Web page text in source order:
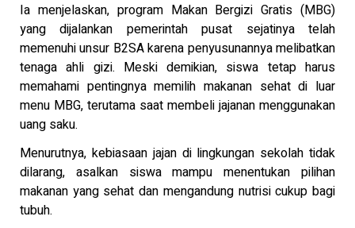
Ia menjelaskan, program Makan Bergizi Gratis (MBG)
yang dijalankan pemerintah pusat sejatinya telah
memenuhi unsur B2SA karena penyusunannya melibatkan
tenaga ahli gizi. Meski demikian, siswa tetap harus
memahami pentingnya memilih makanan sehat di luar
menu MBG, terutama saat membeli jajanan menggunakan
uang saku.
Menurutnya, kebiasaan jajan di lingkungan sekolah tidak
dilarang, asalkan siswa mampu menentukan pilihan
makanan yang sehat dan mengandung nutrisi cukup bagi
tubuh.